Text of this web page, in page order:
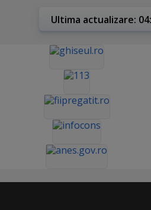
Ultima actualizare: